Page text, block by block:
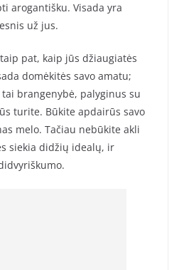
arogantišku. Visada yra
už jus.
pat, kaip jūs džiaugiatės
domėkitės savo amatu;
brangenybė, palyginus su
turite. Būkite apdairūs savo
melo. Tačiau nebūkite akli
siekia didžių idealų, ir